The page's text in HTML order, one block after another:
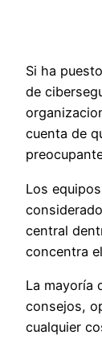
Si ha
de
cuenta de
Los
central
concentra
La mayoría
consejos,
cualquier